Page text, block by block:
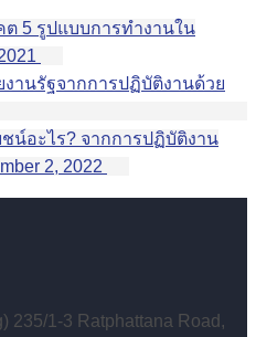
5 รูปแบบการทำงานใน
น์อะไร? จากการปฏิบัติงาน
2, 2022
235/1-3 Ratphattana Road,